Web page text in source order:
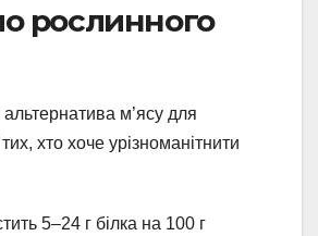
рослинного
м’ясу для
тих, хто хоче урізноманітнити
5–24 г білка на 100 г